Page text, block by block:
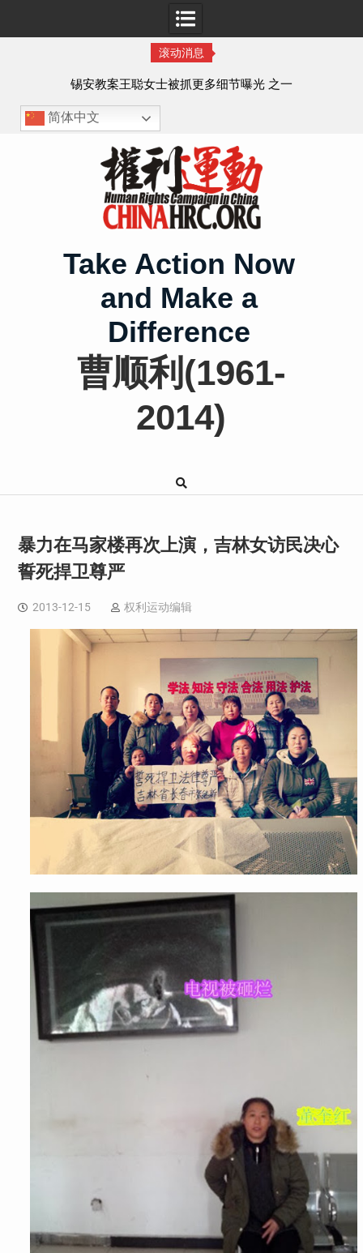
滚动消息
锡安教案王聪女士被抓更多细节曝光 之一
简体中文
Take Action Now
and Make a
Difference
曹顺利(1961-
2014)
暴力在马家楼再次上演，吉林女访民决心
誓死捍卫尊严
2013-12-15 权利运动编辑